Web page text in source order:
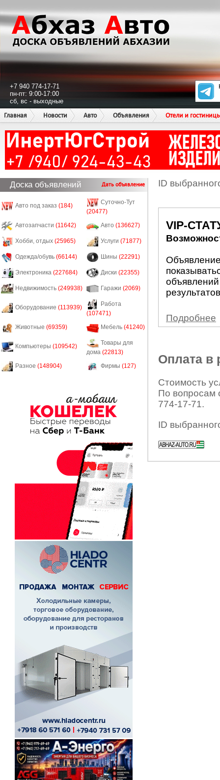
+7 940 774-17-71
пн-пт: 9:00-17:00
сб, вс - выходные
Главная
Новости Авто Объявления Отели и
Доска объявлений Дать объявление
Авто под заказ (184)
Суточно-Тут
(20477)
Автозапчасти (11642) Авто (136627)
Хобби, отдых (25965) Услуги (71877)
Одежда/обувь (66144) Шины (22291)
Электроника (227684) Диски (22355)
Недвижимость (249938) Гаражи (2069)
Оборудование (113939)
Работа
(107471)
Животные (69359) Мебель (41240)
Компьютеры (109542)
Товары для
дома (22813)
Разное (148904) Фирмы (127)
ID
VIP-
Подробнее
Оплата в
Стоимость
По вопросам
774-17-71.
ID